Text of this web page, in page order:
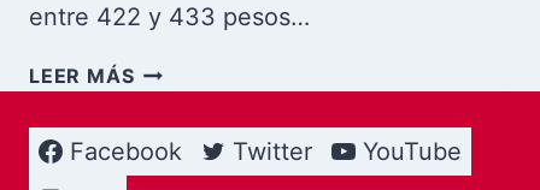
entre 422 y 433 pesos…
LEER MÁSESTO
ES
LO
QUE
PASARÁ
Facebook Twitter
YouTube